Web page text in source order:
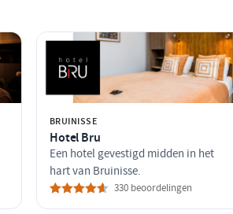
BRUINISSE
Hotel Bru
Een hotel gevestigd midden in het
hart van Bruinisse.
330 beoordelingen